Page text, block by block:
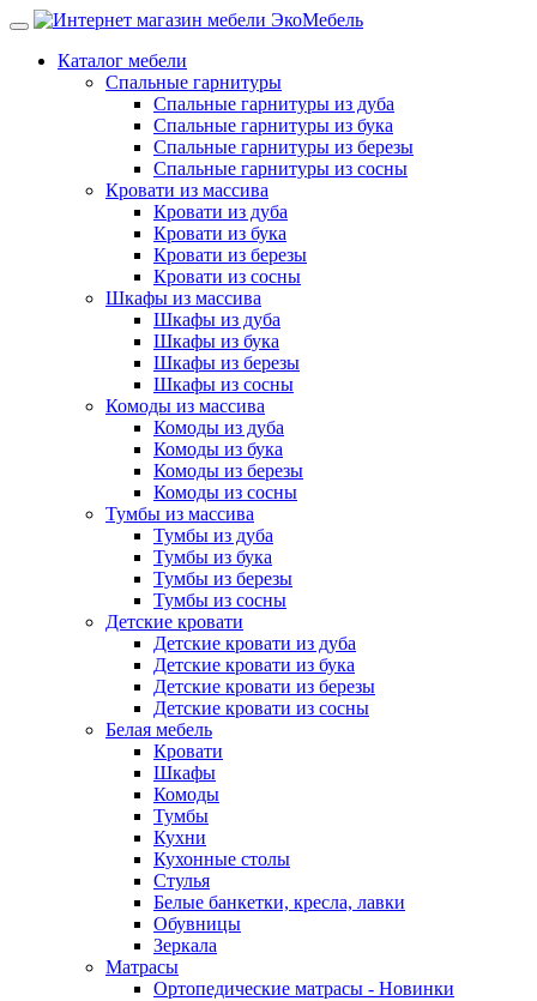
Каталог мебели
Спальные гарнитуры
Спальные гарнитуры из дуба
Спальные гарнитуры из бука
Спальные гарнитуры из березы
Спальные гарнитуры из сосны
Кровати из массива
Кровати из дуба
Кровати из бука
Кровати из березы
Кровати из сосны
Шкафы из массива
Шкафы из дуба
Шкафы из бука
Шкафы из березы
Шкафы из сосны
Комоды из массива
Комоды из дуба
Комоды из бука
Комоды из березы
Комоды из сосны
Тумбы из массива
Тумбы из дуба
Тумбы из бука
Тумбы из березы
Тумбы из сосны
Детские кровати
Детские кровати из дуба
Детские кровати из бука
Детские кровати из березы
Детские кровати из сосны
Белая мебель
Кровати
Шкафы
Комоды
Тумбы
Кухни
Кухонные столы
Стулья
Белые банкетки, кресла, лавки
Обувницы
Зеркала
Матрасы
Ортопедические матрасы - Новинки